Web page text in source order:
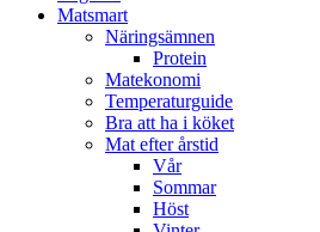
Matsmart
Näringsämnen
Protein
Matekonomi
Temperaturguide
Bra att ha i köket
Mat efter årstid
Vår
Sommar
Höst